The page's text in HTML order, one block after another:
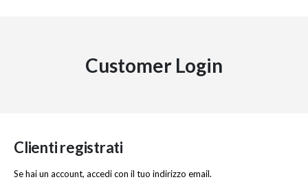
Customer Login
Clienti registrati
Se hai un account, accedi con il tuo indirizzo email.